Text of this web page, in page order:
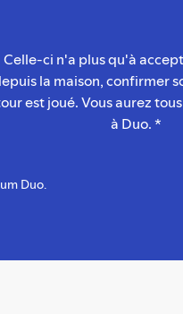
Celle-ci n'a plus qu'à
la maison, confirmer
est joué. Vous aurez
à Duo. *
Duo.